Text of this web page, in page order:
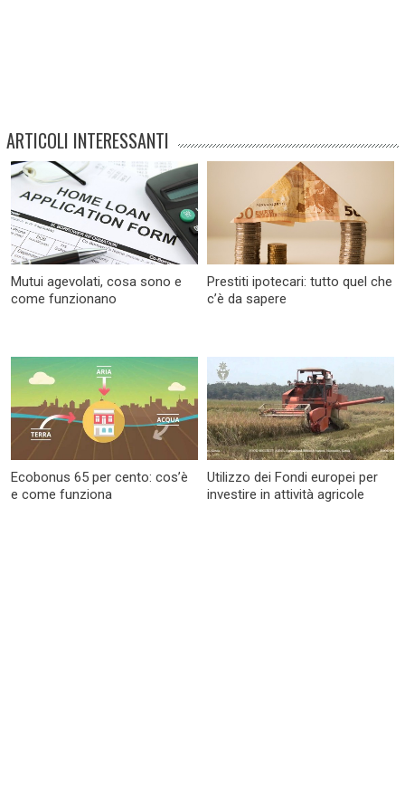
ARTICOLI INTERESSANTI
Mutui agevolati, cosa sono e
come funzionano
Prestiti ipotecari: tutto quel che
c’è da sapere
Ecobonus 65 per cento: cos’è
e come funziona
Utilizzo dei Fondi europei per
investire in attività agricole